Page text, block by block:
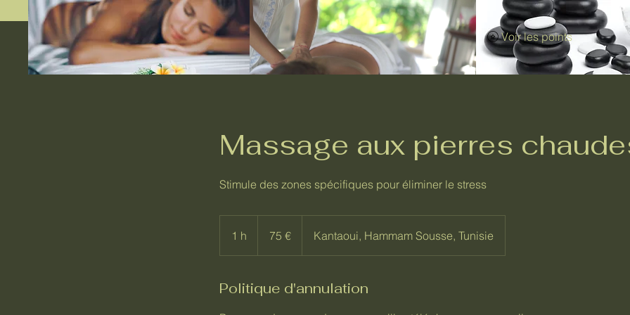
Voir les points
Massage aux pierres
Stimule des zones spécifiques pour éliminer le stress
1 h 75 € Kantaoui, Hammam Sousse, Tunisie
Politique d'annulation